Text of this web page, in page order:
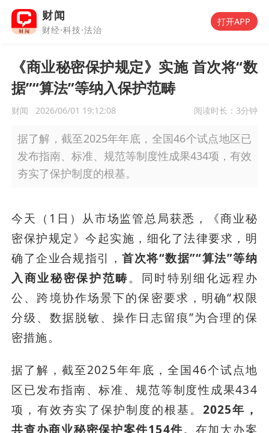
财闻
财经·科技·法治
打开APP
《商业秘密保护规定》实施 首次将“数
据”“算法”等纳入保护范畴
财闻 2026/06/01 19:12:08 阅读时长： 3分钟
据了解，截至2025年年底，全国46个试点地区已
发布指南、标准、规范等制度性成果434项，有效
夯实了保护制度的根基。
今天（1日）从市场监管总局获悉，《商业秘
密保护规定》今起实施，细化了法律要求，明
确了企业合规指引，首次将“数据”“算法”等纳
入商业秘密保护范畴。同时特别细化远程办
公、跨境协作场景下的保密要求，明确“权限
分级、数据脱敏、操作日志留痕”为合理的保
密措施。
据了解，截至2025年年底，全国46个试点地
区已发布指南、标准、规范等制度性成果434
项，有效夯实了保护制度的根基。 2025年，
共查办商业秘密保护案件154件。在加大办案